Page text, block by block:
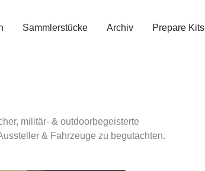
Sammlerstücke Archiv Prepare Kits
militär- & outdoorbegeisterte
& Fahrzeuge zu begutachten.